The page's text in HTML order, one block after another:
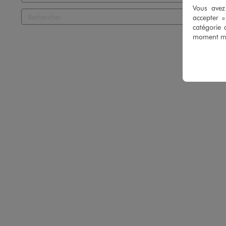
Vous
accepter
catégorie
moment